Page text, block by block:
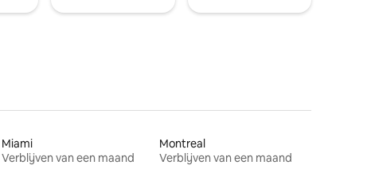
Miami
Verblijven van een maand
Montreal
Verblijven van een maand